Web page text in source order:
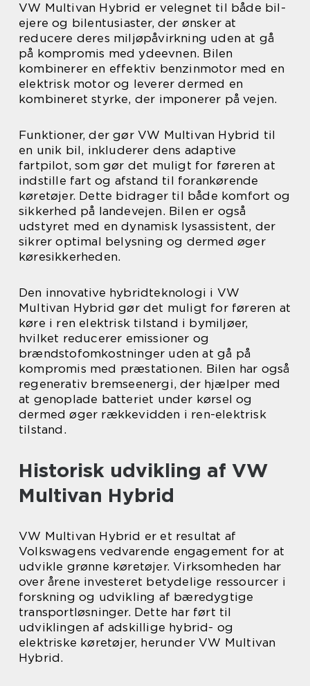
VW Multivan Hybrid er velegnet til både bil-
ejere og bilentusiaster, der ønsker at
reducere deres miljøpåvirkning uden at gå
på kompromis med ydeevnen. Bilen
kombinerer en effektiv benzinmotor med en
elektrisk motor og leverer dermed en
kombineret styrke, der imponerer på vejen.
Funktioner, der gør VW Multivan Hybrid til
en unik bil, inkluderer dens adaptive
fartpilot, som gør det muligt for føreren at
indstille fart og afstand til forankørende
køretøjer. Dette bidrager til både komfort og
sikkerhed på landevejen. Bilen er også
udstyret med en dynamisk lysassistent, der
sikrer optimal belysning og dermed øger
køresikkerheden.
Den innovative hybridteknologi i VW
Multivan Hybrid gør det muligt for føreren at
køre i ren elektrisk tilstand i bymiljøer,
hvilket reducerer emissioner og
brændstofomkostninger uden at gå på
kompromis med præstationen. Bilen har også
regenerativ bremseenergi, der hjælper med
at genoplade batteriet under kørsel og
dermed øger rækkevidden i ren-elektrisk
tilstand.
Historisk udvikling af VW
Multivan Hybrid
VW Multivan Hybrid er et resultat af
Volkswagens vedvarende engagement for at
udvikle grønne køretøjer. Virksomheden har
over årene investeret betydelige ressourcer i
forskning og udvikling af bæredygtige
transportløsninger. Dette har ført til
udviklingen af adskillige hybrid- og
elektriske køretøjer, herunder VW Multivan
Hybrid.